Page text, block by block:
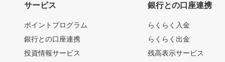
サービス
ポイントプログラム
銀行との口座連携
投資情報サービス
銀行との口座連携
らくらく入金
らくらく出金
残高表示サービス